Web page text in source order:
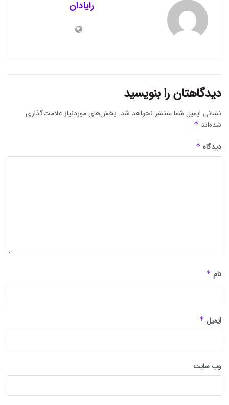
رایادان
دیدگاهتان را بنویسید
نشانی ایمیل شما منتشر نخواهد شد. بخش‌های موردنیاز علامت‌گذاری
شده‌اند *
دیدگاه *
نام *
ایمیل *
وب‌ سایت